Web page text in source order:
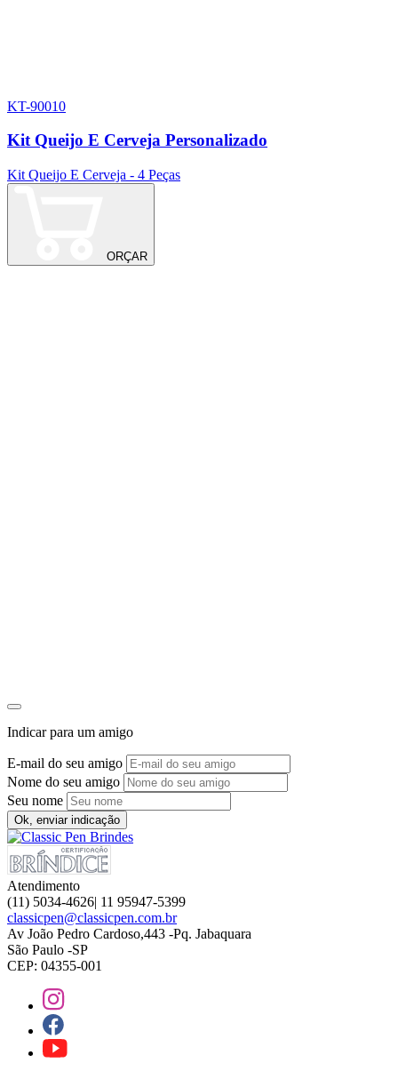
KT-90010
Kit Queijo E Cerveja Personalizado
Kit Queijo E Cerveja - 4 Peças
ORÇAR
Indicar para um amigo
E-mail do seu amigo
Nome do seu amigo
Seu nome
Ok, enviar indicação
Atendimento
(11) 5034-4626| 11 95947-5399
classicpen@classicpen.com.br
Av João Pedro Cardoso,443 -Pq. Jabaquara
São Paulo -SP
CEP: 04355-001